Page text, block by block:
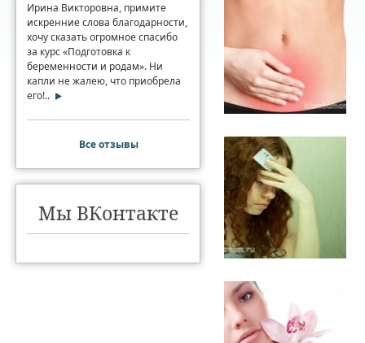
Ирина Викторовна, примите
искренние слова благодарности,
хочу сказать огромное спасибо
за курс «Подготовка к
беременности и родам». Ни
капли не жалею, что приобрела
его!..
Все отзывы
Мы ВКонтакте